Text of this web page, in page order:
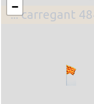
... carregant
−